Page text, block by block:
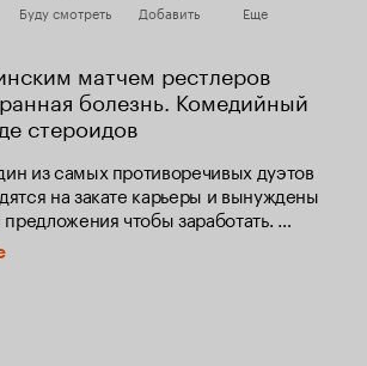
Буду смотреть Добавить Еще
матчем рестлеров
болезнь. Комедийный
стероидов
из самых противоречивых дуэтов
на закате карьеры и вынуждены
чтобы заработать.
провести в клетке целую ночь.
что в этот раз им придется